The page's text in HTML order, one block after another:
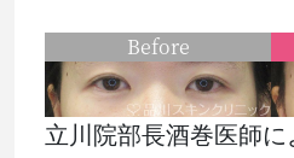
立川院部長酒巻医師
Before